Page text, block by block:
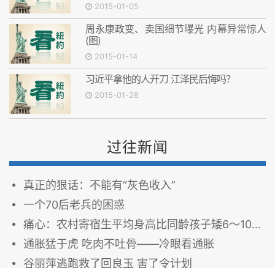
2015-01-05
周永康政变、卖国细节曝光 内幕异常惊人
(图)
2015-01-14
习近平拿他的人开刀 江泽民后悔吗？
2015-01-28
过往新闻
真正的狠话：不能有“灰色收入”
一个70后老兵的困惑
痛心：农村寄宿生平均身高比同龄孩子矮6～10厘米！
通胀猛于虎 吃肉不吐骨——冷眼看通胀
谷丽萍逃跑救了回良玉 害了令计划